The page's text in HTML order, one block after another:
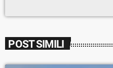
POST SIMILI